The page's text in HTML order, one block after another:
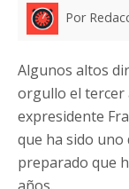
Por
Algunos altos
orgullo el tercer
expresidente
que ha sido uno
preparado que